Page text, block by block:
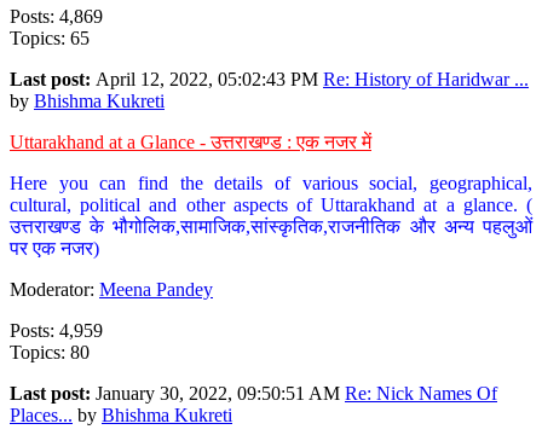
Posts: 4,869
Topics: 65
Last post: April 12, 2022, 05:02:43 PM Re: History of Haridwar ...
by Bhishma Kukreti
Uttarakhand at a Glance - उत्तराखण्ड : एक नजर में
Here you can find the details of various social, geographical,
cultural, political and other aspects of Uttarakhand at a glance. (
उत्तराखण्ड के भौगोलिक,सामाजिक,सांस्कृतिक,राजनीतिक और अन्य पहलुओं
पर एक नजर)
Moderator: Meena Pandey
Posts: 4,959
Topics: 80
Last post: January 30, 2022, 09:50:51 AM Re: Nick Names Of
Places... by Bhishma Kukreti